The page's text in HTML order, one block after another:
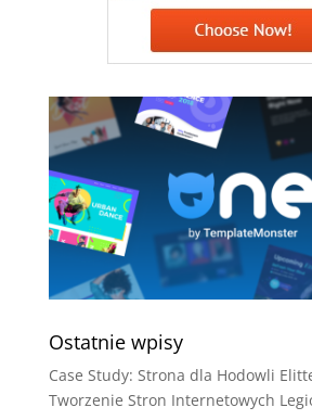
Ostatnie wpisy
Case Study: Strona dla Hodowli
Tworzenie Stron Internetowych